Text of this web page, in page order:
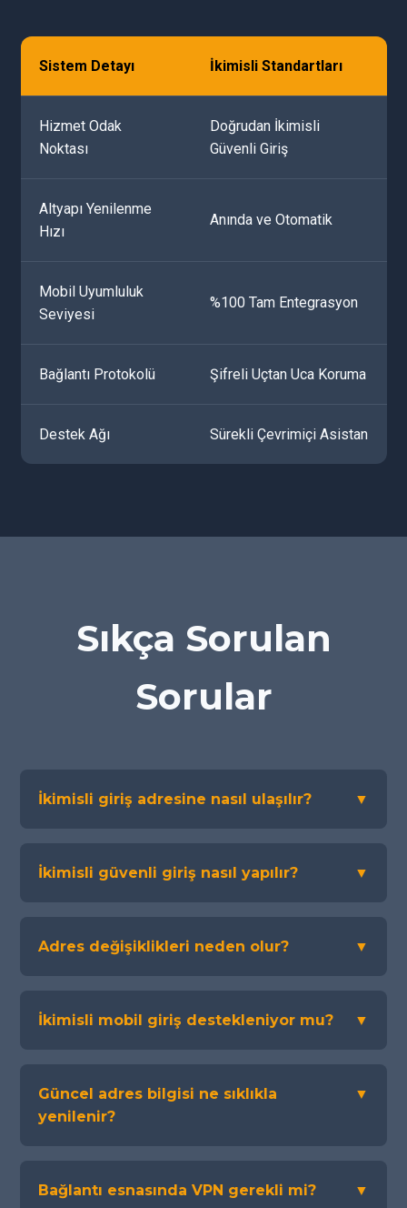
Sistem Detayı İkimisli Standartları
Hizmet Odak
Noktası
Doğrudan İkimisli
Güvenli Giriş
Altyapı Yenilenme
Hızı
Anında ve Otomatik
Mobil Uyumluluk
Seviyesi
%100 Tam Entegrasyon
Bağlantı Protokolü Şifreli Uçtan Uca Koruma
Destek Ağı Sürekli Çevrimiçi Asistan
Sıkça Sorulan
Sorular
İkimisli giriş adresine nasıl ulaşılır? ▼
İkimisli güvenli giriş nasıl yapılır? ▼
Adres değişiklikleri neden olur? ▼
İkimisli mobil giriş destekleniyor mu? ▼
Güncel adres bilgisi ne sıklıkla
yenilenir?
▼
Bağlantı esnasında VPN gerekli mi? ▼